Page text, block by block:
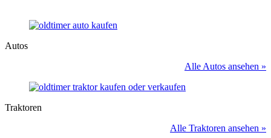
Autos
Alle Autos ansehen »
Traktoren
Alle Traktoren ansehen »